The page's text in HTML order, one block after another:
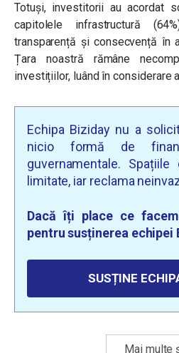
Totuși, investitorii au acordat
capitolele infrastructură
transparență și consecvență în
Țara noastră rămâne
investițiilor, luând în considerare
Echipa Biziday nu a
nicio formă de
guvernamentale.
limitate, iar reclama
Dacă îți place ce
pentru susținerea echipei
SUSȚINE
Mai multe